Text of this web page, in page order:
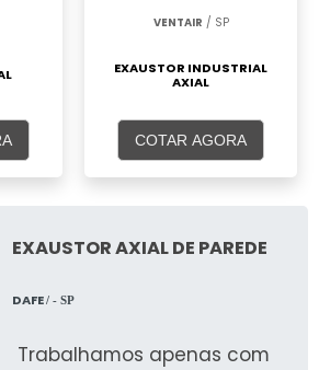
VENTAIR / SP
EXAUSTOR INDUSTRIAL
AXIAL
COTAR AGORA
EXAUSTOR AXIAL DE PAREDE
DAFE/ - SP
Trabalhamos apenas com